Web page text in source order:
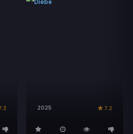
2025 7.2